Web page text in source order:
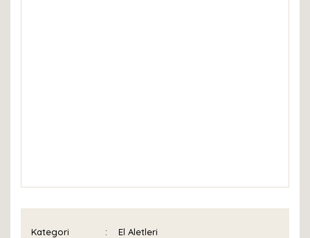
Kategori El Aletleri